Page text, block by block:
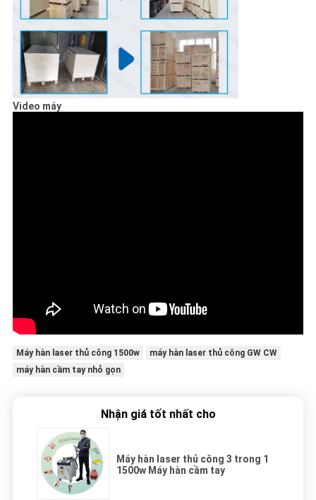
Video máy
Máy hàn laser thủ công 1500w
máy hàn laser thủ công GW CW
máy hàn cầm tay nhỏ gọn
Nhận giá tốt nhất cho
Máy hàn laser thủ công 3 trong 1
1500w Máy ​​hàn cầm tay